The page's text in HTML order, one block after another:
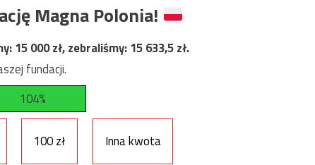
Magna Polonia!
15 000zł, zebraliśmy:15 633,5zł.
fundacji.
104%
100 zł
Inna kwota